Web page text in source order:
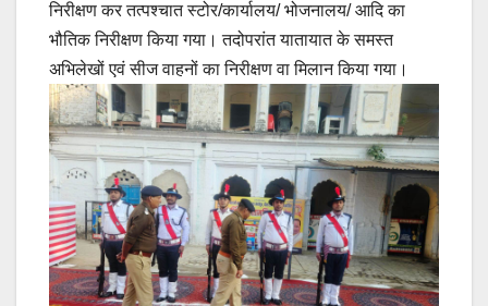
निरीक्षण कर तत्पश्चात स्टोर/कार्यालय/ भोजनालय/ आदि का
भौतिक निरीक्षण किया गया। तदोपरांत यातायात के समस्त
अभिलेखों एवं सीज वाहनों का निरीक्षण वा मिलान किया गया।